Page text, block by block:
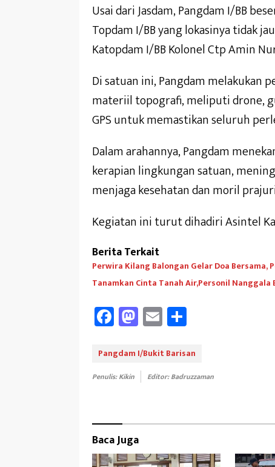
Usai dari Jasdam, Pangdam I/BB
Topdam I/BB yang lokasinya tidak
Katopdam I/BB Kolonel Ctp Amin
Di satuan ini, Pangdam melakukan
materiil topografi, meliputi drone,
GPS untuk memastikan seluruh
Dalam arahannya, Pangdam
kerapian lingkungan satuan,
menjaga kesehatan dan moril
Kegiatan ini turut dihadiri Asintel
Berita Terkait
Perwira Kilang Balongan Gelar Doa
Tanamkan Cinta Tanah Air,Personil
Fa
ce
b
oo
M
as
to
d
E
m
ail e
Pangdam I/Bukit Barisan
Penulis: Kikin Editor: Badruzzaman
Baca Juga